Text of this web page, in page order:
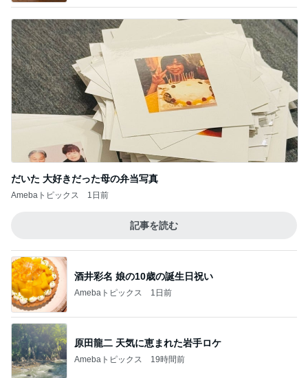
だいた 大好きだった母の弁当写真
Amebaトピックス 1日前
記事を読む
酒井彩名 娘の10歳の誕生日祝い
Amebaトピックス 1日前
原田龍二 天気に恵まれた岩手ロケ
Amebaトピックス 19時間前